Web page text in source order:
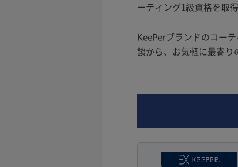
ーティング1級資格を取
KeePerブランドのコー
談から、お気軽に最寄り